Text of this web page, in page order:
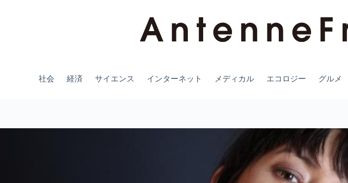
社会 経済 サイエンス インターネット メディカル エコロジー グルメ